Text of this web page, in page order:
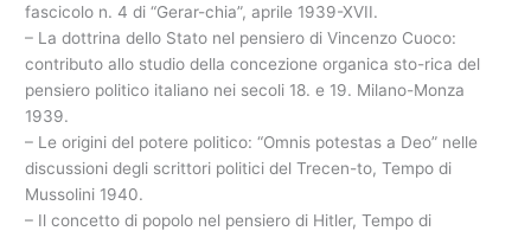
fascicolo n. 4 di “Gerar-chia”, aprile 1939-XVII.
– La dottrina dello Stato nel pensiero di Vincenzo Cuoco:
contributo allo studio della concezione organica sto-rica del
pensiero politico italiano nei secoli 18. e 19. Milano-Monza
1939.
– Le origini del potere politico: “Omnis potestas a Deo” nelle
discussioni degli scrittori politici del Trecen-to, Tempo di
Mussolini 1940.
– Il concetto di popolo nel pensiero di Hitler, Tempo di